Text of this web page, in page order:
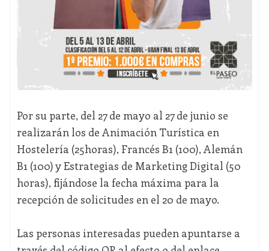
Por su parte, del 27 de mayo al 27 de junio se
realizarán los de Animación Turística en
Hostelería (25horas), Francés B1 (100), Alemán
B1 (100) y Estrategias de Marketing Digital (50
horas), fijándose la fecha máxima para la
recepción de solicitudes en el 20 de mayo.
Las personas interesadas pueden apuntarse a